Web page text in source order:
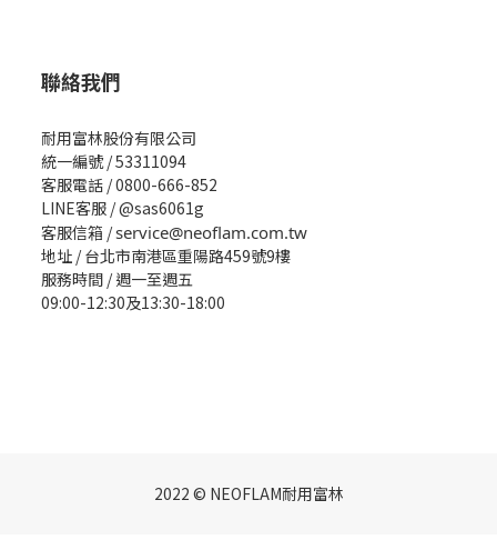
聯絡我們
耐用富林股份有限公司
統一編號 / 53311094
客服電話 / 0800-666-852
LINE客服 / @sas6061g
客服信箱 /service@neoflam.com.tw
地址 / 台北市南港區重陽路459號9樓
服務時間 / 週一至週五
09:00-12:30及13:30-18:00
2022 © NEOFLAM耐用富林